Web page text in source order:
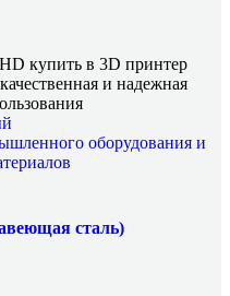
купить в 3D принтер
и надежная
сталь)